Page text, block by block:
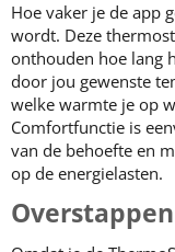
Hoe vaker je de app
wordt. Deze
onthouden hoe lang
door jou gewenste
welke warmte je op
Comfortfunctie is
van de behoefte en
op de energielasten.